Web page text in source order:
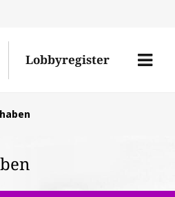
Lobbyregister
Menü